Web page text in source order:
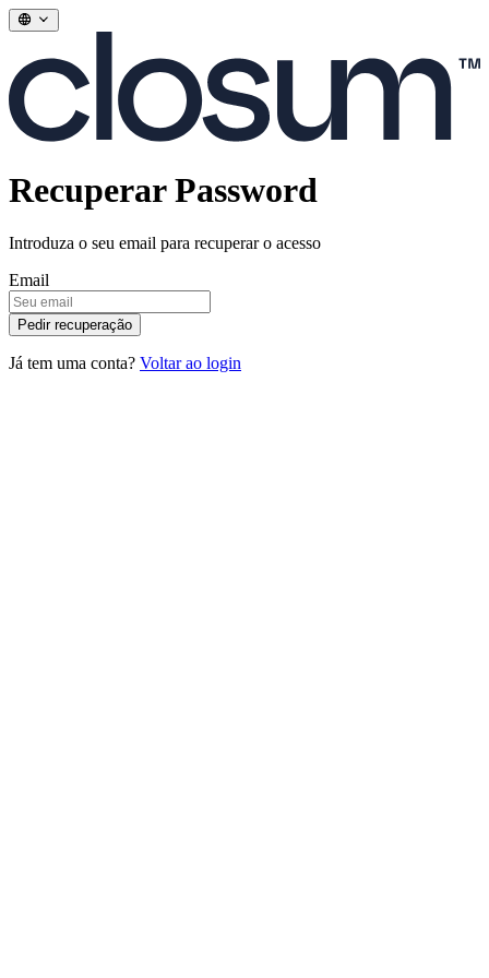
Recuperar Password
Introduza o seu email para recuperar o acesso
Email
Pedir recuperação
Já tem uma conta? Voltar ao login